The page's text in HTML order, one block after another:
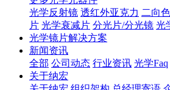
光学反射镜 透红外亚克力 二向
片 光学衰减片 分光片/分光镜 光
光学镜片解决方案
新闻资讯
全部 公司动态 行业资讯 光学Faq
关于纳宏